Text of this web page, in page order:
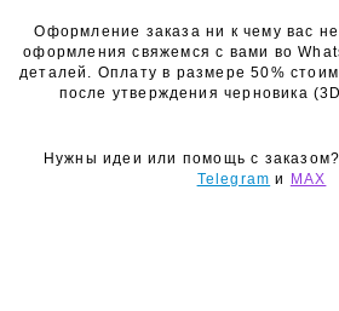
Оформление заказа ни к чему вас
оформления свяжемся с вами во
деталей. Оплату в размере 50%
после утверждения черновика
Нужны идеи или помощь с
Telegram и MAX